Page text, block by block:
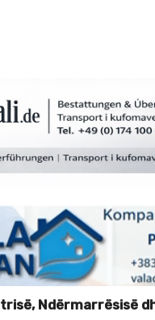
Ndërmarrësisë